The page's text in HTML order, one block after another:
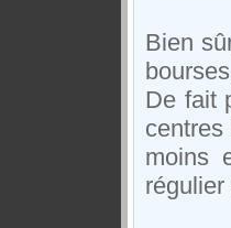
Bien
De fait
moins